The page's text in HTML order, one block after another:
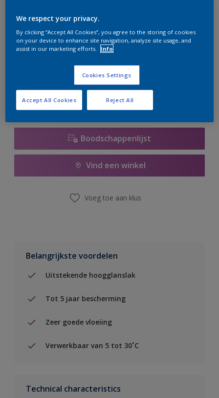
Op dit moment is het niet mogelijk dit product online
te bestellen. Houd de website in de gaten, we werken
er hard aan om de voorraad aan te vullen.
Boodschappenlijst
Vind een winkel
Voeg toe aan klus
Belangrijkste voordelen
Uitstekende hoogglanslak
Tot 5 jaar bescherming
Zeer goede vloeiing
Verwerkbaar van 5 tot 30˚C
Technical characteristics
We respect your privacy.
By clicking “Accept All Cookies”, you agree to the storing of cookies
on your device to enhance site navigation, analyze site usage, and
assist in our marketing efforts.
Info
Cookies Settings
Reject All
Accept All Cookies